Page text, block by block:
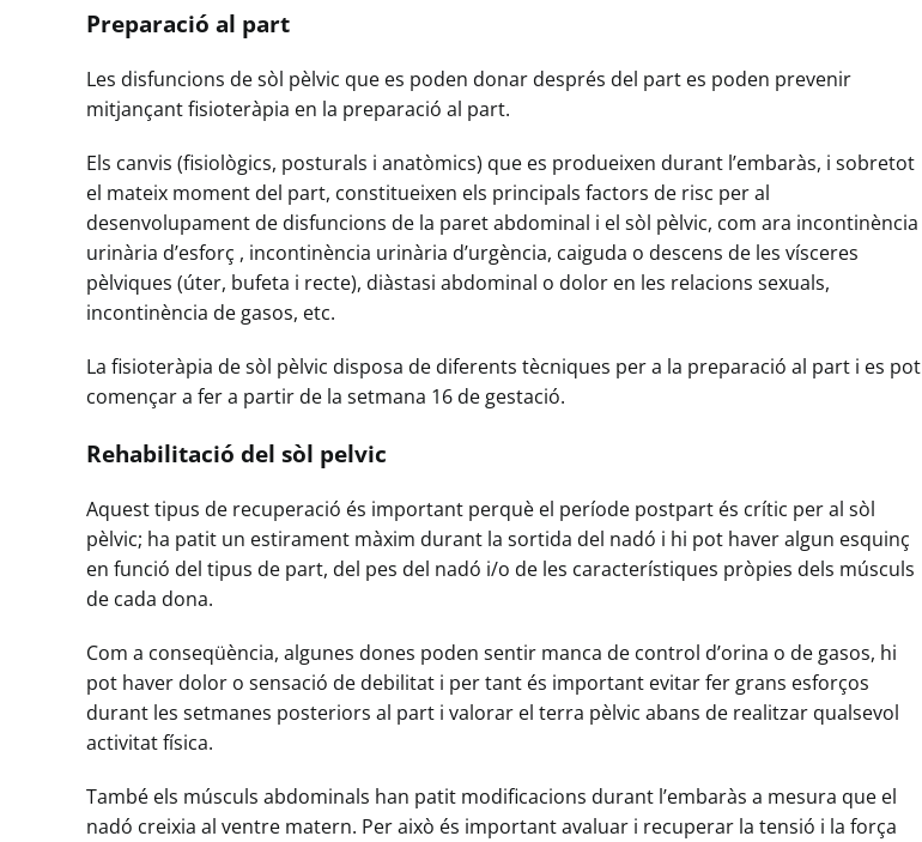
Preparació al part
Les disfuncions de sòl pèlvic que es poden donar després del part es poden prevenir
mitjançant fisioteràpia en la preparació al part.
Els canvis (fisiològics, posturals i anatòmics) que es produeixen durant l’embaràs, i sobretot
el mateix moment del part, constitueixen els principals factors de risc per al
desenvolupament de disfuncions de la paret abdominal i el sòl pèlvic, com ara incontinència
urinària d’esforç , incontinència urinària d’urgència, caiguda o descens de les vísceres
pèlviques (úter, bufeta i recte), diàstasi abdominal o dolor en les relacions sexuals,
incontinència de gasos, etc.
La fisioteràpia de sòl pèlvic disposa de diferents tècniques per a la preparació al part i es pot
començar a fer a partir de la setmana 16 de gestació.
Rehabilitació del sòl pelvic
Aquest tipus de recuperació és important perquè el període postpart és crític per al sòl
pèlvic; ha patit un estirament màxim durant la sortida del nadó i hi pot haver algun esquinç
en funció del tipus de part, del pes del nadó i/o de les característiques pròpies dels músculs
de cada dona.
Com a conseqüència, algunes dones poden sentir manca de control d’orina o de gasos, hi
pot haver dolor o sensació de debilitat i per tant és important evitar fer grans esforços
durant les setmanes posteriors al part i valorar el terra pèlvic abans de realitzar qualsevol
activitat física.
També els músculs abdominals han patit modificacions durant l’embaràs a mesura que el
nadó creixia al ventre matern. Per això és important avaluar i recuperar la tensió i la força